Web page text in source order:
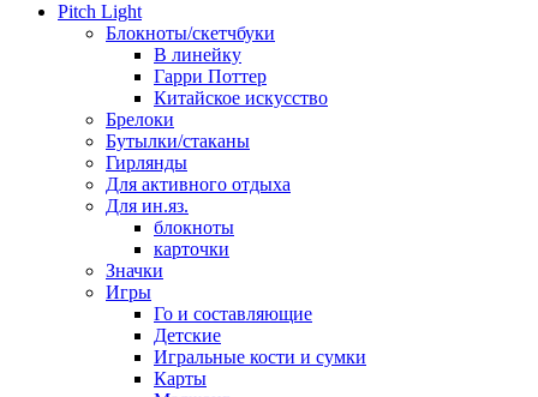
Pitch Light
Блокноты/скетчбуки
В линейку
Гарри Поттер
Китайское искусство
Брелоки
Бутылки/стаканы
Гирлянды
Для активного отдыха
Для ин.яз.
блокноты
карточки
Значки
Игры
Го и составляющие
Детские
Игральные кости и сумки
Карты